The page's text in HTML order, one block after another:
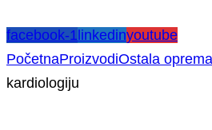
facebook-1 linkedinyoutube
PočetnaProizvodiOstala oprema
kardiologiju